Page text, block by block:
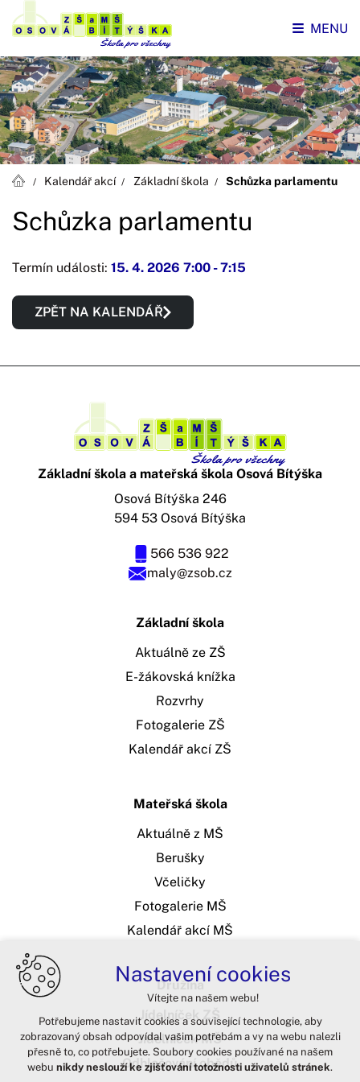
MENU
Kalendář akcí Základní škola Schůzka parlamentu
Schůzka parlamentu
Termín události: 15. 4. 2026 7:00 -7:15
ZPĚT NA KALENDÁŘ
Základní škola a mateřská škola Osová Bítýška
maly@zsob.cz
566 536 922
Osová Bítýška 246
594 53 Osová Bítýška
Základní škola
Aktuálně ze ZŠ
E-žákovská knížka
Rozvrhy
Fotogalerie ZŠ
Kalendář akcí ZŠ
Mateřská škola
Aktuálně z MŠ
Berušky
Včeličky
Fotogalerie MŠ
Kalendář akcí MŠ
Družina
Jídelníček ZŠ
Jídelníček MŠ
Odhlašování obědů
Nastavení cookies
Vítejte na našem webu!
Potřebujeme nastavit cookies a související technologie, aby
zobrazovaný obsah odpovídal vašim potřebám a vy na webu nalezli
přesně to, co potřebujete. Soubory cookies používané na našem
webu nikdy neslouží ke zjišťování totožnosti uživatelů stránek.